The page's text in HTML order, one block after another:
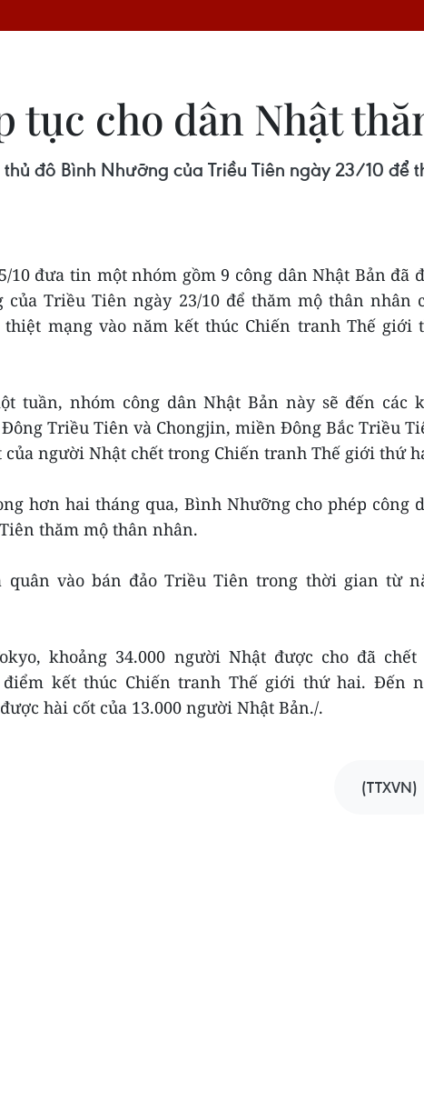
tục cho dân Nhật
đô Bình Nhưỡng của Triều Tiên ngày 23/10 để
10 đưa tin một nhóm gồm 9 công dân Nhật Bản đã
của Triều Tiên ngày 23/10 để thăm mộ thân nhân
mạng vào năm kết thúc Chiến tranh Thế giới
tuần, nhóm công dân Nhật Bản này sẽ đến các
Triều Tiên và Chongjin, miền Đông Bắc Triều
người Nhật chết trong Chiến tranh Thế giới thứ
hơn hai tháng qua, Bình Nhưỡng cho phép công
thăm mộ thân nhân.
quân vào bán đảo Triều Tiên trong thời gian từ
khoảng 34.000 người Nhật được cho đã chết
kết thúc Chiến tranh Thế giới thứ hai. Đến
hài cốt của 13.000 người Nhật Bản./.
(TTXVN)